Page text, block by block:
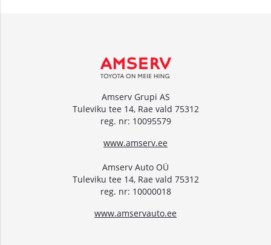
Amserv Grupi AS
Tuleviku tee 14, Rae vald 75312
reg. nr: 10095579
www.amserv.ee
Amserv Auto OÜ
Tuleviku tee 14, Rae vald 75312
reg. nr: 10000018
www.amservauto.ee